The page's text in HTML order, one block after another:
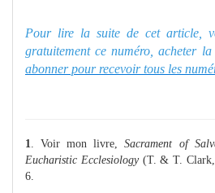
Pour lire la suite de cet article,
gratuitement ce numéro, acheter
abonner pour recevoir tous les
1 . Voir mon livre,
Sacrament of
Eucharistic Ecclesiology(T. & T. Clark,
6.